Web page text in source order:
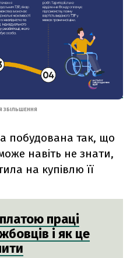
ЗБІЛЬШЕННЯ
побудована так, що
навіть не знати,
на купівлю її
праці
і як це